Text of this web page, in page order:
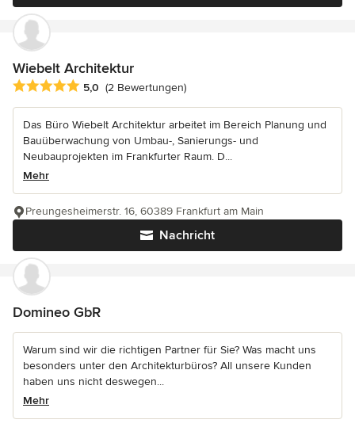
Wiebelt Architektur
Durchschnittliche Bewertung: 5 von 5 Sternen
5,0 (2 Bewertungen)
Das Büro Wiebelt Architektur arbeitet im Bereich Planung und
Bauüberwachung von Umbau-, Sanierungs- und
Neubauprojekten im Frankfurter Raum. D...
Mehr
Nachricht
Preungesheimerstr. 16, 60389 Frankfurt am Main
Domineo GbR
Warum sind wir die richtigen Partner für Sie? Was macht uns
besonders unter den Architekturbüros? All unsere Kunden
haben uns nicht deswegen...
Mehr